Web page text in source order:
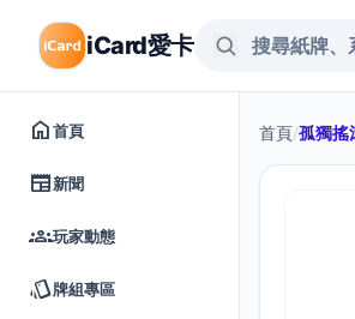
iCard愛卡
home首頁
newspaper新聞
groups玩家動態
style牌組專區
首頁/孤獨搖